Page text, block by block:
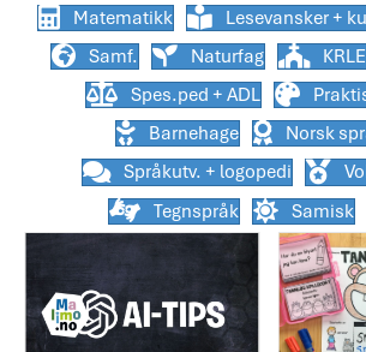
Matematikk
Lesevansker +
Samf.
Naturfag KRLE
Spes.ped + ADL
Barnehage
Norsk
Språkutv. + logopedi
Tegnspråk
Samisk